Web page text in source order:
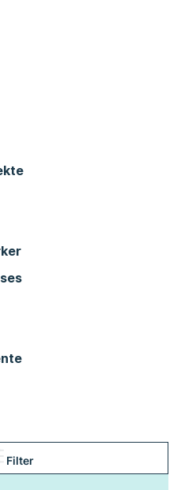
Filter